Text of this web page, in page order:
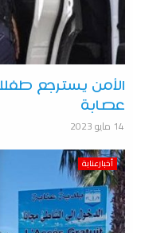
الأمن يسترجع
عصابة
14 مايو 2023
أخبارعنابة